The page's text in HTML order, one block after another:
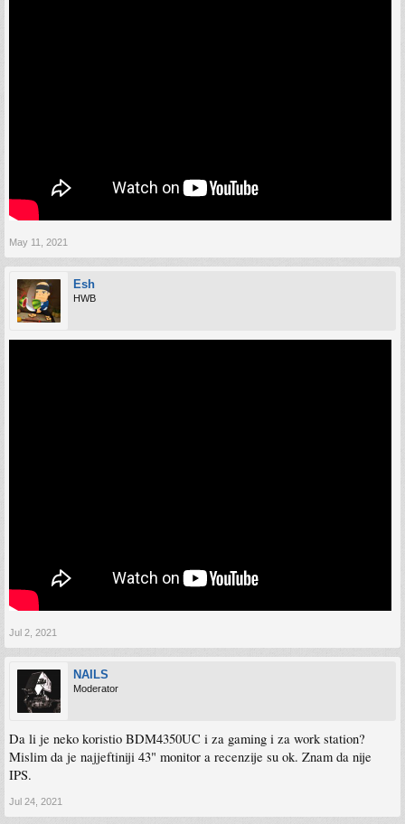
May 11, 2021
Esh
HWB
Jul 2, 2021
NAILS
Moderator
Da li je neko koristio BDM4350UC i za gaming i za work station?
Mislim da je najjeftiniji 43" monitor a recenzije su ok. Znam da nije
IPS.
Jul 24, 2021